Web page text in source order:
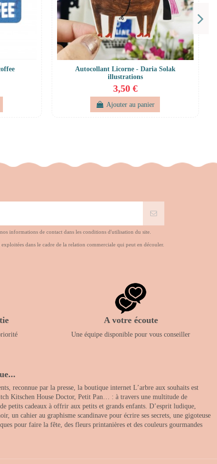
Autocollant Licorne - Daria Solak
illustrations
3,50 €
Ajouter au panier
informations de contact dans les conditions d'utilisation du site.
dans le cadre de la relation commerciale qui peut en découler.
A votre écoute
Une équipe disponible pour vous conseiller
reconnue par la presse, la boutique internet L’arbre aux souhaits est
Kitschen House Doctor, Petit Pan… : à travers une multitude de
petits cadeaux à offrir aux petits et grands enfants. D’esprit ludique,
un cahier au graphisme scandinave pour écrire ses secrets, une gigoteuse
pour faire la fête, des fleurs printanières et des couleurs gourmandes